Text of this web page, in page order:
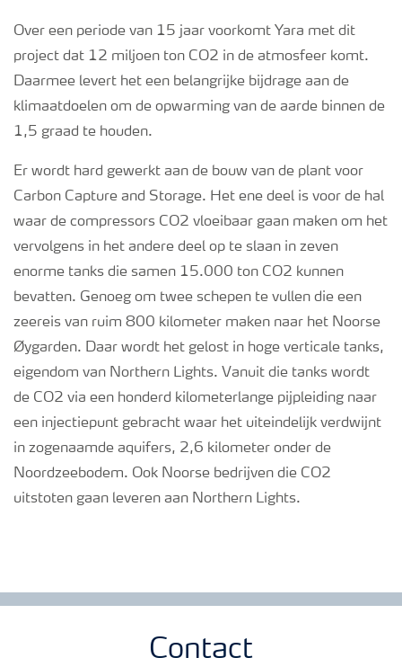
Duurzaamheid
Veiligheidsregels
Over een periode van 15 jaar voorkomt Yara met dit
project dat 12 miljoen ton CO2 in de atmosfeer komt.
Daarmee levert het een belangrijke bijdrage aan de
klimaatdoelen om de opwarming van de aarde binnen de
1,5 graad te houden.
Er wordt hard gewerkt aan de bouw van de plant voor
Carbon Capture and Storage. Het ene deel is voor de hal
waar de compressors CO2 vloeibaar gaan maken om het
vervolgens in het andere deel op te slaan in zeven
enorme tanks die samen 15.000 ton CO2 kunnen
bevatten. Genoeg om twee schepen te vullen die een
zeereis van ruim 800 kilometer maken naar het Noorse
Øygarden. Daar wordt het gelost in hoge verticale tanks,
eigendom van Northern Lights. Vanuit die tanks wordt
de CO2 via een honderd kilometerlange pijpleiding naar
een injectiepunt gebracht waar het uiteindelijk verdwijnt
in zogenaamde aquifers, 2,6 kilometer onder de
Noordzeebodem. Ook Noorse bedrijven die CO2
uitstoten gaan leveren aan Northern Lights.
Contact